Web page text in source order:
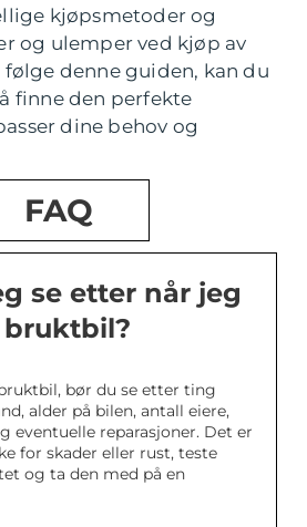
kjøpsmetoder og
og ulemper ved kjøp av
denne guiden, kan du
finne den perfekte
dine behov og
FAQ
se etter når jeg
bør du se etter ting
alder på bilen, antall eiere,
eventuelle reparasjoner. Det er
for skader eller rust, teste
og ta den med på en